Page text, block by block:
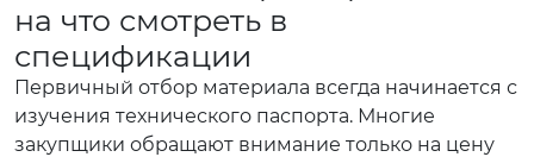
на что смотреть в
спецификации
Первичный отбор материала всегда начинается с
изучения технического паспорта. Многие
закупщики обращают внимание только на цену